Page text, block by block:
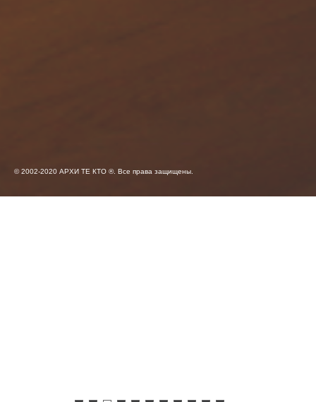
© 2002-2020 АРХИ ТЕ КТО ®. Все права защищены.